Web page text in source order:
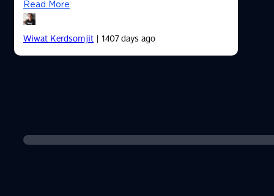
Read More
Wiwat Kerdsomjit| 1407 days ago